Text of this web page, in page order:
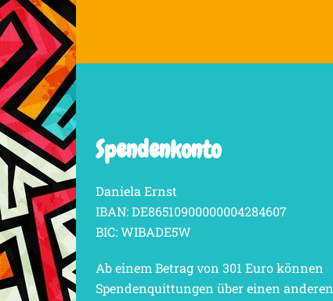
Spendenkonto
Daniela Ernst
IBAN: DE86510900000004284607
BIC: WIBADE5W
Ab einem Betrag von 301 Euro können
Spendenquittungen über einen anderen